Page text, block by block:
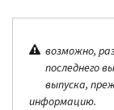
возможно,
последнего
выпуска,
информацию.